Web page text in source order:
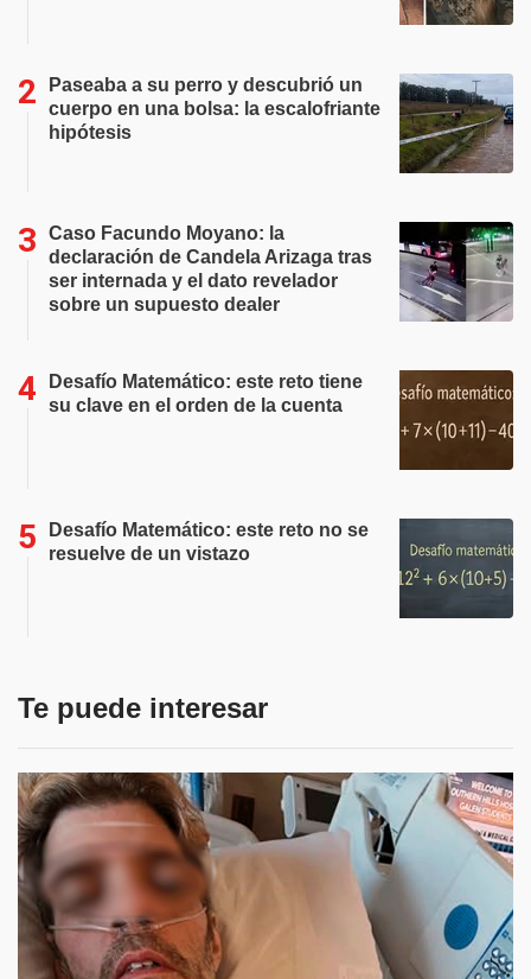
Paseaba a su perro y descubrió un
cuerpo en una bolsa: la escalofriante
hipótesis
Caso Facundo Moyano: la
declaración de Candela Arizaga tras
ser internada y el dato revelador
sobre un supuesto dealer
Desafío Matemático: este reto tiene
su clave en el orden de la cuenta
Desafío Matemático: este reto no se
resuelve de un vistazo
Te puede interesar